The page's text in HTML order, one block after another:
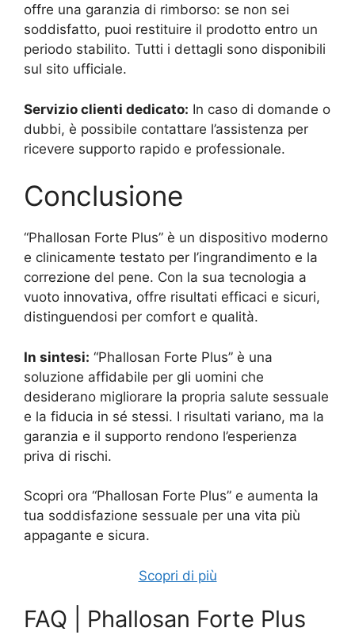
offre una garanzia di rimborso: se non sei
soddisfatto, puoi restituire il prodotto entro un
periodo stabilito. Tutti i dettagli sono disponibili
sul sito ufficiale.
Servizio clienti dedicato: In caso di domande o
dubbi, è possibile contattare l’assistenza per
ricevere supporto rapido e professionale.
Conclusione
“Phallosan Forte Plus” è un dispositivo moderno
e clinicamente testato per l’ingrandimento e la
correzione del pene. Con la sua tecnologia a
vuoto innovativa, offre risultati efficaci e sicuri,
distinguendosi per comfort e qualità.
In sintesi: “Phallosan Forte Plus” è una
soluzione affidabile per gli uomini che
desiderano migliorare la propria salute sessuale
e la fiducia in sé stessi. I risultati variano, ma la
garanzia e il supporto rendono l’esperienza
priva di rischi.
Scopri ora “Phallosan Forte Plus” e aumenta la
tua soddisfazione sessuale per una vita più
appagante e sicura.
Scopri di più
FAQ | Phallosan Forte Plus